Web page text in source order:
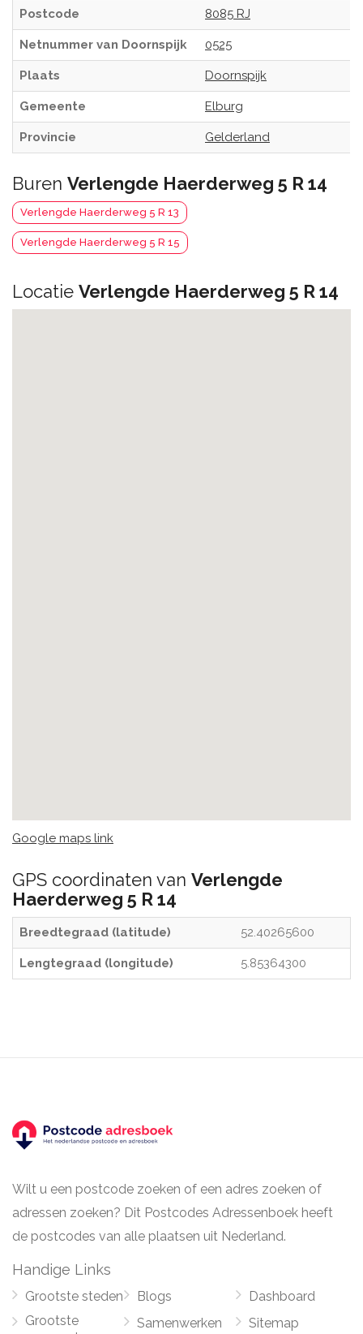
Postcode 8085 RJ
Netnummer van Doornspijk 0525
Plaats Doornspijk
Gemeente Elburg
Provincie Gelderland
Buren Verlengde Haerderweg 5 R 14
Verlengde Haerderweg 5 R 13
Verlengde Haerderweg 5 R 15
Locatie Verlengde Haerderweg 5 R 14
Google maps link
GPS coordinaten van Verlengde
Haerderweg 5 R 14
Breedtegraad (latitude) 52.40265600
Lengtegraad (longitude) 5.85364300
Wilt u een postcode zoeken of een adres zoeken of
adressen zoeken? Dit Postcodes Adressenboek heeft
de postcodes van alle plaatsen uit Nederland.
Handige Links
Grootste steden
Grootste
Blogs
Samenwerken
Dashboard
Sitemap